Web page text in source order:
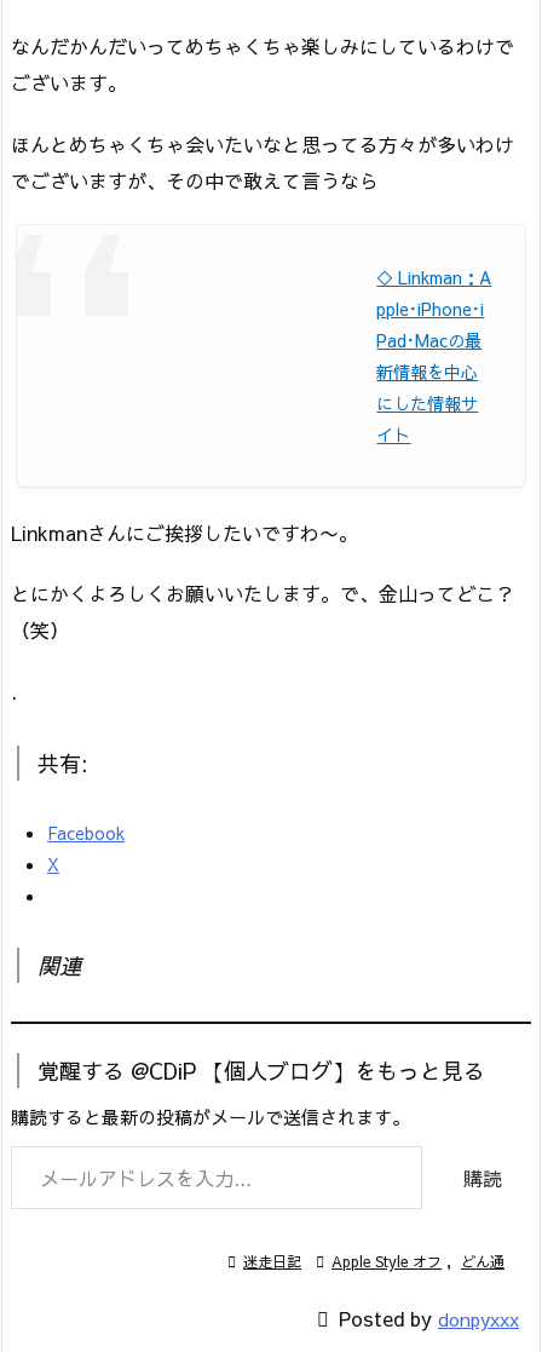
なんだかんだいってめちゃくちゃ楽しみにしているわけで
ございます。
ほんとめちゃくちゃ会いたいなと思ってる方々が多いわけ
でございますが、その中で敢えて言うなら
◇ Linkman：A
pple･iPhone･i
Pad･Macの最
新情報を中心
にした情報サ
イト
Linkmanさんにご挨拶したいですわ〜。
とにかくよろしくお願いいたします。で、金山ってどこ？
（笑）
.
共有:
Facebook
X
関連
覚醒する @CDiP 【個人ブログ】をもっと見る
購読すると最新の投稿がメールで送信されます。
メールアドレスを入力...
購読
 迷走日記  Apple Style オフ , どん通
 Posted by donpyxxx